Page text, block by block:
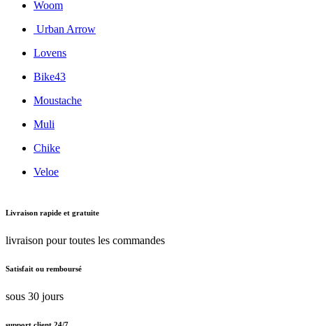
Tern Bicycles
Riese and Muller
Woom
Urban Arrow
Lovens
Bike43
Moustache
Muli
livraison pour toutes les commandes